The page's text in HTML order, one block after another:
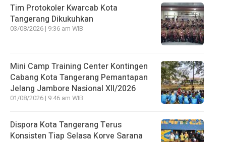
Tim Protokoler Kwarcab Kota
Tangerang Dikukuhkan
03/08/2026 | 9:36 am WIB
Mini Camp Training Center Kontingen
Cabang Kota Tangerang Pemantapan
Jelang Jambore Nasional XII/2026
01/08/2026 | 9:46 am WIB
Dispora Kota Tangerang Terus
Konsisten Tiap Selasa Korve Sarana